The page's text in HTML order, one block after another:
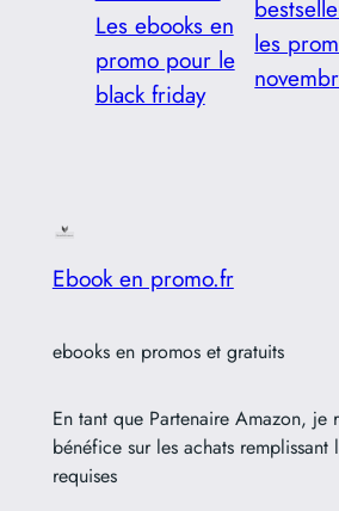
Les ebooks en
promo pour le
black friday
les
Ebook en promo.fr
ebooks en promos et gratuits
En tant que Partenaire Amazon, je
bénéfice sur les achats remplissant
requises